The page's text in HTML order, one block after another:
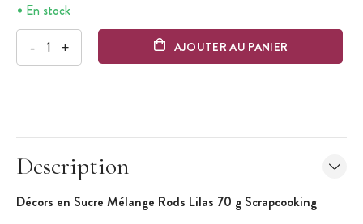
En stock
- + AJOUTER AU PANIER
Description
Décors en Sucre Mélange Rods Lilas 70 g Scrapcooking